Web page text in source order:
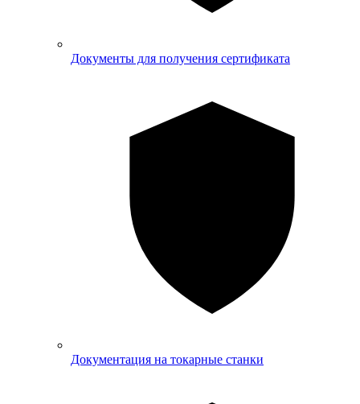
Документы для получения сертификата
Документация на токарные станки